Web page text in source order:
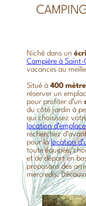
Niché dans un
Campière à Saint-
vacances au
Situé à 400
réserver un
pour profiter d’un
du côté jardin à
qui choisissez
location
recherchez
pour lalocation
toute équipée,
et de départ en
proposons des
mercredis.